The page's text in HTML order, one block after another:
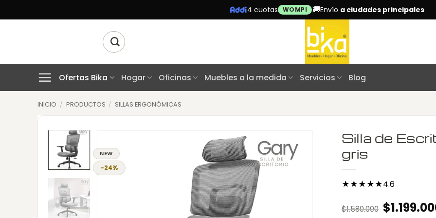
to
4 cuotas WOMPI 🚚Envío a ciudades principales
Buscar
Ofertas Bika Hogar Oficinas Muebles a la medida Servicios Blog
INICIO / PRODUCTOS / SILLAS ERGONÓMICAS
-24%
NEW
Silla de
gris
★★★★★4.6
$1.580.000 Original
price
$